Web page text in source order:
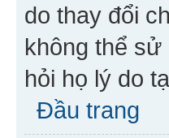
do thay đổi
không thể
hỏi họ lý do
Đầu trang